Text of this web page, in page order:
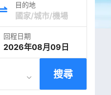
目的地
回程日期
2026年08月09日
搜尋